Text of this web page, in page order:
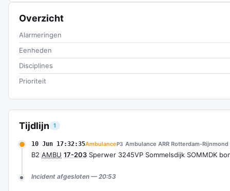
Tijdlijn 1
10 Jun 17:32:35AmbulanceP3 Ambulance ARR Rotterdam-Rijnmond
B2 AMBU 17-203 Sperwer 3245VP Sommelsdijk SOMMDK
Incident afgesloten — 20:53
Overzicht
Alarmeringen
Eenheden
Disciplines
Prioriteit